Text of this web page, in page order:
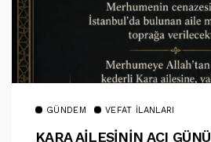
GÜNDEM VEFAT İLANLARI
KARA AİLESİNİN ACI GÜNÜ